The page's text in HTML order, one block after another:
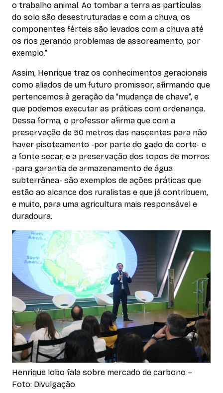
o trabalho animal. Ao tombar a terra as partículas
do solo são desestruturadas e com a chuva, os
componentes férteis são levados com a chuva até
os rios gerando problemas de assoreamento, por
exemplo.”
Assim, Henrique traz os conhecimentos geracionais
como aliados de um futuro promissor, afirmando que
pertencemos à geração da “mudança de chave”, e
que podemos executar as práticas com ordenança.
Dessa forma, o professor afirma que com a
preservação de 50 metros das nascentes para não
haver pisoteamento -por parte do gado de corte- e
a fonte secar, e a preservação dos topos de morros
-para garantia de armazenamento de água
subterrânea- são exemplos de ações práticas que
estão ao alcance dos ruralistas e que já contribuem,
e muito, para uma agricultura mais responsável e
duradoura.
Henrique lobo fala sobre mercado de carbono –
Foto: Divulgação